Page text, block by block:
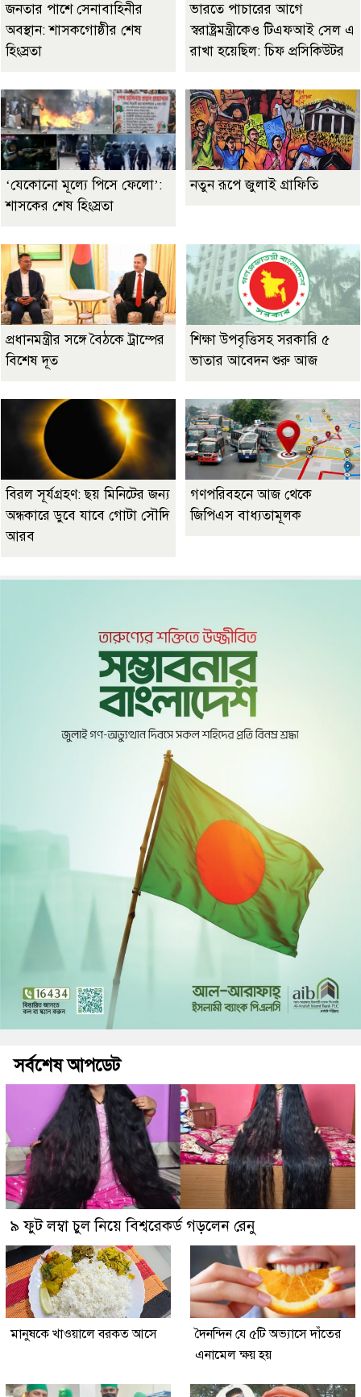
জনতার পাশে সেনাবাহিনীর
অবস্থান: শাসকগোষ্ঠীর শেষ
হিংস্রতা
ভারতে পাচারের আগে
স্বরাষ্ট্রমন্ত্রীকেও টিএফআই সেল এ
রাখা হয়েছিল: চিফ প্রসিকিউটর
‘যেকোনো মূল্যে পিসে ফেলো’:
শাসকের শেষ হিংস্রতা
নতুন রূপে জুলাই গ্রাফিতি
প্রধানমন্ত্রীর সঙ্গে বৈঠকে ট্রাম্পের
বিশেষ দূত
শিক্ষা উপবৃত্তিসহ সরকারি ৫
ভাতার আবেদন শুরু আজ
বিরল সূর্যগ্রহণ: ছয় মিনিটের জন্য
অন্ধকারে ডুবে যাবে গোটা সৌদি
আরব
গণপরিবহনে আজ থেকে
জিপিএস বাধ্যতামূলক
সর্বশেষ আপডেট
৯ ফুট লম্বা চুল নিয়ে বিশ্বরেকর্ড গড়লেন রেনু
মানুষকে খাওয়ালে বরকত আসে
দৈনন্দিন যে ৫টি অভ্যাসে দাঁতের
এনামেল ক্ষয় হয়